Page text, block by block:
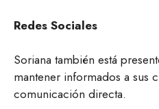
Redes Sociales
Soriana también está
mantener informados a sus
comunicación directa.